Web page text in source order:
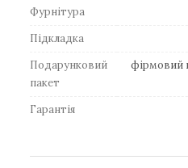
Фурнітура
Підкладка
Подарунковий
пакет
фірмовий
Гарантія